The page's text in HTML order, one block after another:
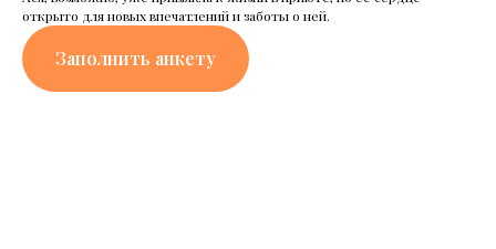
открыто для новых впечатлений и заботы о ней.
Заполнить анкету